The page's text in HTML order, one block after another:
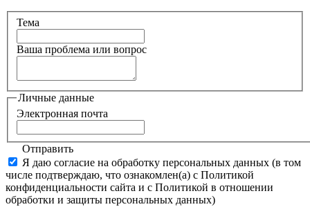
Тема
Ваша проблема или вопрос
Личные данные
Электронная почта
Отправить
Я даю согласие на обработку персональных данных (в том
числе подтверждаю, что ознакомлен(а) с Политикой
конфиденциальности сайта и с Политикой в отношении
обработки и защиты персональных данных)